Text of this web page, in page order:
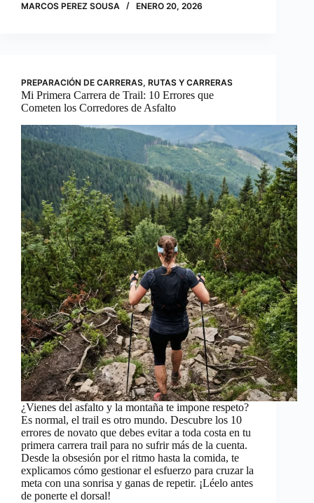
MARCOS PEREZ SOUSA ENERO 20, 2026
PREPARACIÓN DE CARRERAS, RUTAS Y CARRERAS
Mi Primera Carrera de Trail: 10 Errores que
Cometen los Corredores de Asfalto
¿Vienes del asfalto y la montaña te impone respeto?
Es normal, el trail es otro mundo. Descubre los 10
errores de novato que debes evitar a toda costa en tu
primera carrera trail para no sufrir más de la cuenta.
Desde la obsesión por el ritmo hasta la comida, te
explicamos cómo gestionar el esfuerzo para cruzar la
meta con una sonrisa y ganas de repetir. ¡Léelo antes
de ponerte el dorsal!